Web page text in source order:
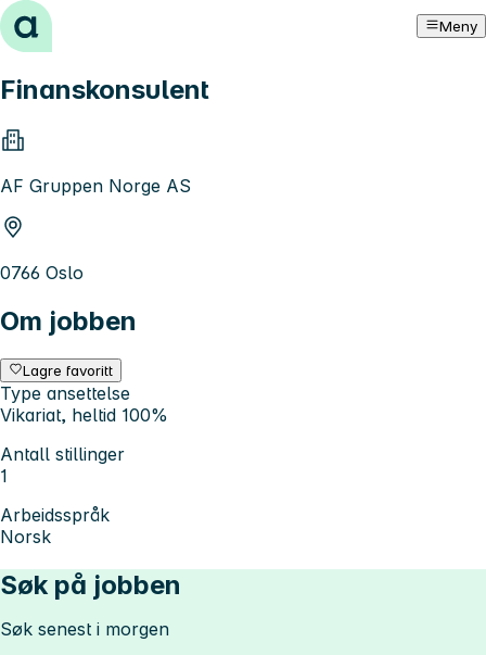
Hopp til innhold Meny
Finanskonsulent
AF Gruppen Norge AS
0766 Oslo
Om jobben
Lagre favoritt
Type ansettelse
Vikariat, heltid 100%
Antall stillinger
1
Arbeidsspråk
Norsk
Søk på jobben
Søk senest i morgen